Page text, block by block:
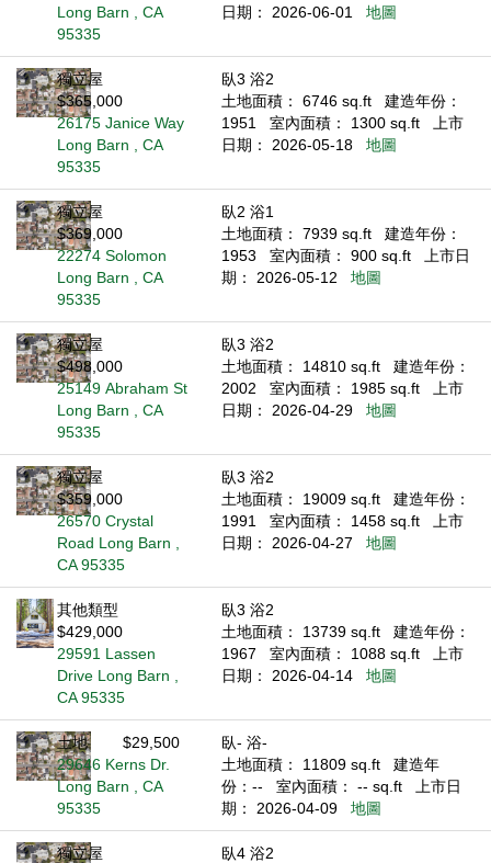
Long Barn , CA
95335
日期： 2026-06-01
地圖
獨立屋
$365,000
26175 Janice Way
Long Barn , CA
95335
臥3 浴2
土地面積： 6746 sq.ft
建造年份：
1951
室內面積： 1300 sq.ft
上市
日期： 2026-05-18
地圖
獨立屋
$369,000
22274 Solomon
Long Barn , CA
95335
臥2 浴1
土地面積： 7939 sq.ft
建造年份：
1953
室內面積： 900 sq.ft
上市日
期： 2026-05-12
地圖
獨立屋
$498,000
25149 Abraham St
Long Barn , CA
95335
臥3 浴2
土地面積： 14810 sq.ft
建造年份：
2002
室內面積： 1985 sq.ft
上市
日期： 2026-04-29
地圖
獨立屋
$359,000
26570 Crystal
Road Long Barn ,
CA 95335
臥3 浴2
土地面積： 19009 sq.ft
建造年份：
1991
室內面積： 1458 sq.ft
上市
日期： 2026-04-27
地圖
其他類型
$429,000
29591 Lassen
Drive Long Barn ,
CA 95335
臥3 浴2
土地面積： 13739 sq.ft
建造年份：
1967
室內面積： 1088 sq.ft
上市
日期： 2026-04-14
地圖
土地
$29,500
29646 Kerns Dr.
Long Barn , CA
95335
臥- 浴-
土地面積： 11809 sq.ft
建造年
份：--
室內面積： -- sq.ft
上市日
期： 2026-04-09
地圖
獨立屋
臥4 浴2